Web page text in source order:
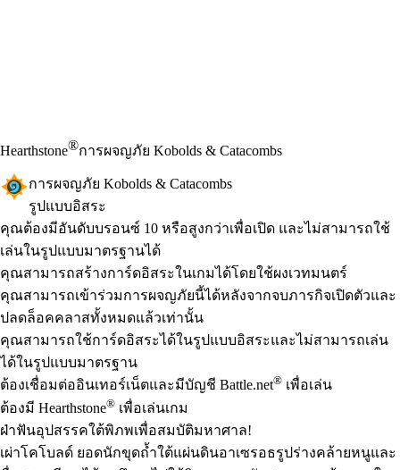
Hearthstone®การผจญภัย Kobolds & Catacombs
การผจญภัย Kobolds & Catacombs
รูปแบบอิสระ
Product Notification
คุณต้องมีอันดับบรอนซ์ 10 หรือสูงกว่าเพื่อเปิด และไม่สามารถใช้
เล่นในรูปแบบมาตรฐานได้
Available actions
คุณสามารถสร้างการ์ดอิสระในเกมได้โดยใช้ผงเวทมนตร์
คุณสามารถเข้าร่วมการผจญภัยนี้ได้หลังจากจบภารกิจเปิดตัวและ
ปลดล็อคคลาสทั้งหมดแล้วเท่านั้น
คุณสามารถใช้การ์ดอิสระได้ในรูปแบบอิสระและไม่สามารถเล่น
ได้ในรูปแบบมาตรฐาน
ต้องเชื่อมต่ออินเทอร์เน็ตและมีบัญชี Battle.net® เพื่อเล่น
ต้องมี Hearthstone® เพื่อเล่นเกม
ฝ่าฟันอุปสรรคใต้พิภพเพื่อสมบัติมหาศาล!
เผ่าโคโบลด์ ยอดนักขุดถ้ำใต้แผ่นดินอาเซรอธรูปร่างคล้ายหนูและ